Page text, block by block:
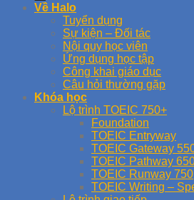
Về Halo
Tuyển dụng
Sự kiện – Đối tác
Nội quy học viên
Ứng dụng học tập
Công khai giáo dục
Câu hỏi thường gặp
Khóa học
Lộ trình TOEIC 750+
Foundation
TOEIC Entryway
TOEIC Gateway
TOEIC Pathway
TOEIC Runway 750
TOEIC Writing –